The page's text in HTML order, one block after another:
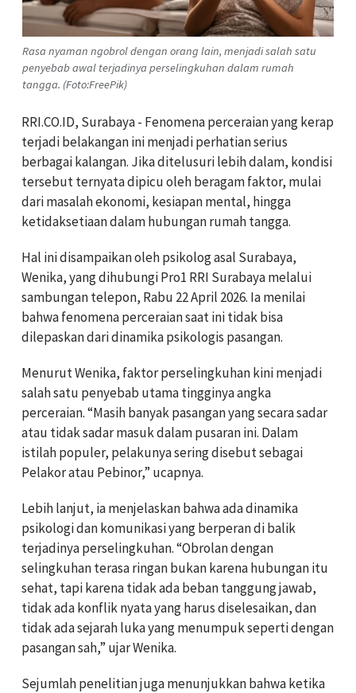
Rasa nyaman ngobrol dengan orang lain, menjadi salah satu
penyebab awal terjadinya perselingkuhan dalam rumah
tangga. (Foto:FreePik)
RRI.CO.ID, Surabaya - Fenomena perceraian yang kerap
terjadi belakangan ini menjadi perhatian serius
berbagai kalangan. Jika ditelusuri lebih dalam, kondisi
tersebut ternyata dipicu oleh beragam faktor, mulai
dari masalah ekonomi, kesiapan mental, hingga
ketidaksetiaan dalam hubungan rumah tangga.
Hal ini disampaikan oleh psikolog asal Surabaya,
Wenika, yang dihubungi Pro1 RRI Surabaya melalui
sambungan telepon, Rabu 22 April 2026. Ia menilai
bahwa fenomena perceraian saat ini tidak bisa
dilepaskan dari dinamika psikologis pasangan.
Menurut Wenika, faktor perselingkuhan kini menjadi
salah satu penyebab utama tingginya angka
perceraian. “Masih banyak pasangan yang secara sadar
atau tidak sadar masuk dalam pusaran ini. Dalam
istilah populer, pelakunya sering disebut sebagai
Pelakor atau Pebinor,” ucapnya.
Lebih lanjut, ia menjelaskan bahwa ada dinamika
psikologi dan komunikasi yang berperan di balik
terjadinya perselingkuhan. “Obrolan dengan
selingkuhan terasa ringan bukan karena hubungan itu
sehat, tapi karena tidak ada beban tanggung jawab,
tidak ada konflik nyata yang harus diselesaikan, dan
tidak ada sejarah luka yang menumpuk seperti dengan
pasangan sah,” ujar Wenika.
Sejumlah penelitian juga menunjukkan bahwa ketika